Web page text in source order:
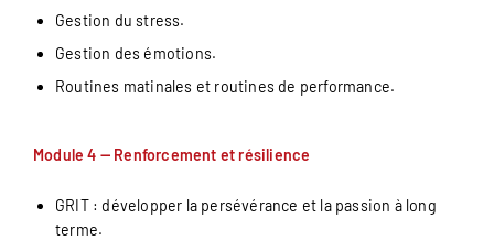
Gestion du stress.
Gestion des émotions.
Routines matinales et routines de performance.
Module 4 — Renforcement et résilience
GRIT : développer la persévérance et la passion à long
terme.